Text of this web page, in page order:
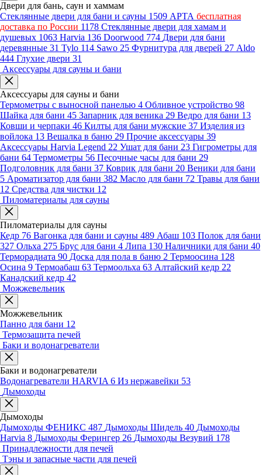
Двери для бань, саун и хаммам
Стеклянные двери для бани и сауны 1509 АРТА бесплатная
доставка по России 1178 Стеклянные двери для хамам и
душевых 1063 Harvia 136 Doorwood 774 Двери для бани
деревянные 31 Tylo 114 Sawo 25 Фурнитура для дверей 27 Aldo
444 Глухие двери 31
Аксессуары для сауны и бани
Аксессуары для сауны и бани
Термометры с выносной панелью 4 Обливное устройство 98
Шайка для бани 45 Запарник для веника 29 Ведро для бани 13
Ковши и черпаки 46 Килты для бани мужские 37 Изделия из
войлока 13 Вешалка в баню 29 Прочие аксессуары 39
Аксессуары Harvia Legend 22 Ушат для бани 23 Гигрометры для
бани 64 Термометры 56 Песочные часы для бани 29
Подголовник для бани 37 Коврик для бани 20 Веники для бани
5 Ароматизатор для бани 382 Масло для бани 72 Травы для бани
12 Средства для чистки 12
Пиломатериалы для сауны
Пиломатериалы для сауны
Кедр 76 Вагонка для бани и сауны 489 Абаш 103 Полок для бани
327 Ольха 275 Брус для бани 4 Липа 130 Наличники для бани 40
Терморадиата 90 Доска для пола в баню 2 Термоосина 128
Осина 9 Термоабаш 63 Термоольха 63 Алтайский кедр 22
Канадский кедр 42
Можжевельник
Можжевельник
Панно для бани 12
Термозащита печей
Баки и водонагреватели
Баки и водонагреватели
Водонагреватели HARVIA 6 Из нержавейки 53
Дымоходы
Дымоходы
Дымоходы ФЕНИКС 487 Дымоходы Шидель 40 Дымоходы
Harvia 8 Дымоходы Ферингер 26 Дымоходы Везувий 178
Принадлежности для печей
Тэны и запасные части для печей